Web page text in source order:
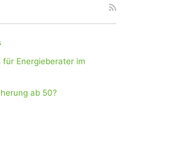
für Energieberater im
ab 50?